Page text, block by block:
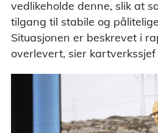
vedlikeholde denne, slik at
tilgang til stabile og
Situasjonen er beskrevet i
overlevert, sier kartverkssjef